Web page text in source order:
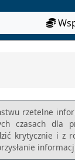
rzetelne
czasach dla
krytycznie i z